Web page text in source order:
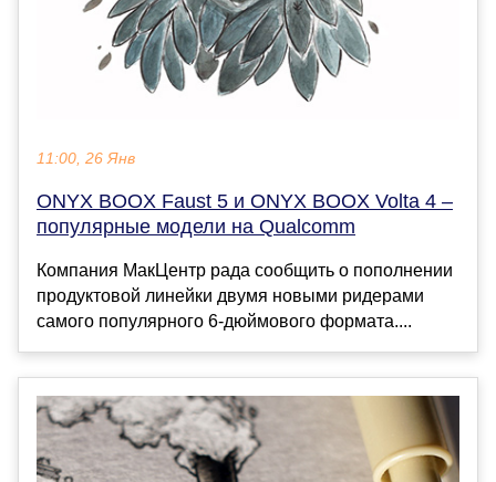
11:00, 26 Янв
ONYX BOOX Faust 5 и ONYX BOOX Volta 4 –
популярные модели на Qualcomm
Компания МакЦентр рада сообщить о пополнении
продуктовой линейки двумя новыми ридерами
самого популярного 6-дюймового формата....